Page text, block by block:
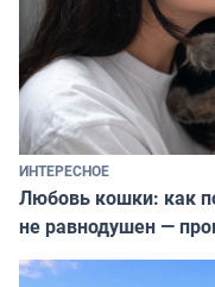
ИНТЕРЕСНОЕ
Любовь кошки: как
не равнодушен —